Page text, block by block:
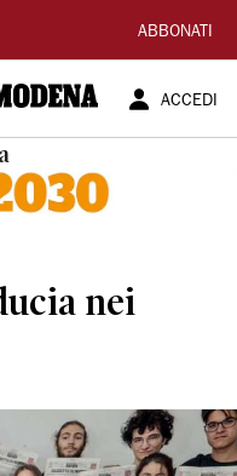
ABBONATI
ACCEDI
nei